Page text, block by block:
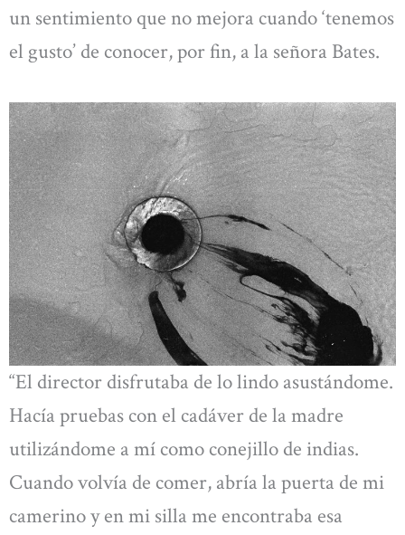
un sentimiento que no mejora cuando ‘tenemos
el gusto’ de conocer, por fin, a la señora Bates.
“El director disfrutaba de lo lindo asustándome.
Hacía pruebas con el cadáver de la madre
utilizándome a mí como conejillo de indias.
Cuando volvía de comer, abría la puerta de mi
camerino y en mi silla me encontraba esa